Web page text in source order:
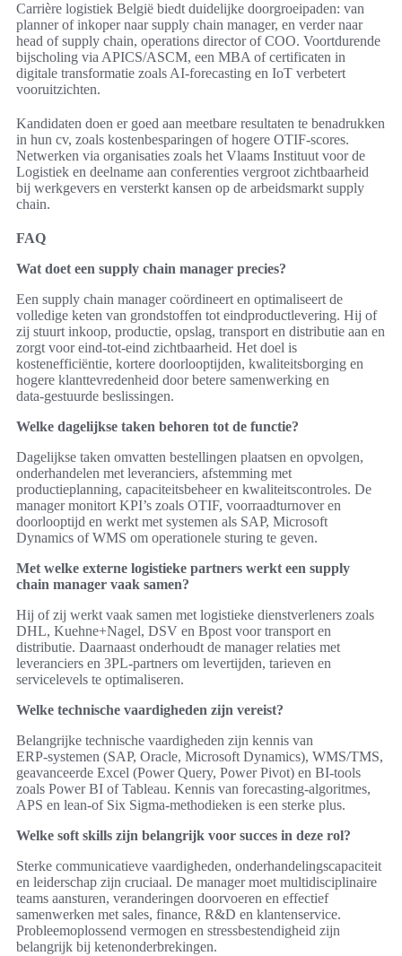
Carrière logistiek België biedt duidelijke doorgroeipaden: van
planner of inkoper naar supply chain manager, en verder naar
head of supply chain, operations director of COO. Voortdurende
bijscholing via APICS/ASCM, een MBA of certificaten in
digitale transformatie zoals AI-forecasting en IoT verbetert
vooruitzichten.
Kandidaten doen er goed aan meetbare resultaten te benadrukken
in hun cv, zoals kostenbesparingen of hogere OTIF-scores.
Netwerken via organisaties zoals het Vlaams Instituut voor de
Logistiek en deelname aan conferenties vergroot zichtbaarheid
bij werkgevers en versterkt kansen op de arbeidsmarkt supply
chain.
FAQ
Wat doet een supply chain manager precies?
Een supply chain manager coördineert en optimaliseert de
volledige keten van grondstoffen tot eindproductlevering. Hij of
zij stuurt inkoop, productie, opslag, transport en distributie aan en
zorgt voor eind‑tot‑eind zichtbaarheid. Het doel is
kostenefficiëntie, kortere doorlooptijden, kwaliteitsborging en
hogere klanttevredenheid door betere samenwerking en
data‑gestuurde beslissingen.
Welke dagelijkse taken behoren tot de functie?
Dagelijkse taken omvatten bestellingen plaatsen en opvolgen,
onderhandelen met leveranciers, afstemming met
productieplanning, capaciteitsbeheer en kwaliteitscontroles. De
manager monitort KPI’s zoals OTIF, voorraadturnover en
doorlooptijd en werkt met systemen als SAP, Microsoft
Dynamics of WMS om operationele sturing te geven.
Met welke externe logistieke partners werkt een supply
chain manager vaak samen?
Hij of zij werkt vaak samen met logistieke dienstverleners zoals
DHL, Kuehne+Nagel, DSV en Bpost voor transport en
distributie. Daarnaast onderhoudt de manager relaties met
leveranciers en 3PL‑partners om levertijden, tarieven en
servicelevels te optimaliseren.
Welke technische vaardigheden zijn vereist?
Belangrijke technische vaardigheden zijn kennis van
ERP‑systemen (SAP, Oracle, Microsoft Dynamics), WMS/TMS,
geavanceerde Excel (Power Query, Power Pivot) en BI‑tools
zoals Power BI of Tableau. Kennis van forecasting‑algoritmes,
APS en lean‑of Six Sigma‑methodieken is een sterke plus.
Welke soft skills zijn belangrijk voor succes in deze rol?
Sterke communicatieve vaardigheden, onderhandelingscapaciteit
en leiderschap zijn cruciaal. De manager moet multidisciplinaire
teams aansturen, veranderingen doorvoeren en effectief
samenwerken met sales, finance, R&D en klantenservice.
Probleemoplossend vermogen en stressbestendigheid zijn
belangrijk bij ketenonderbrekingen.